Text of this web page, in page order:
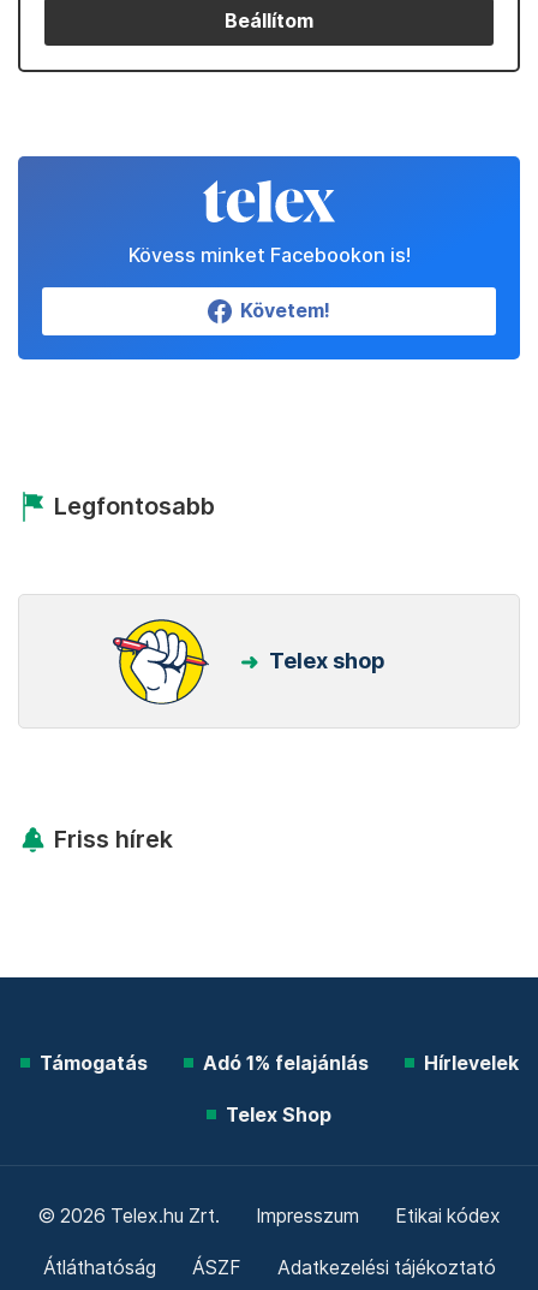
Beállítom
Kövess minket Facebookon is!
Követem!
Legfontosabb
Telex shop
Friss hírek
Támogatás Adó 1% felajánlás Hírlevelek
Telex Shop
© 2026 Telex.hu Zrt. Impresszum Etikai kódex
Átláthatóság ÁSZF Adatkezelési tájékoztató